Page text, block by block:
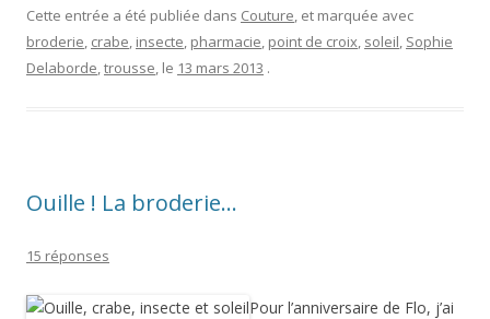
Cette entrée a été publiée dans Couture, et marquée avec
broderie, crabe, insecte, pharmacie, point de croix, soleil, Sophie
Delaborde,trousse, le 13 mars 2013 .
Ouille ! La broderie…
15 réponses
Pour l’anniversaire de Flo, j’ai